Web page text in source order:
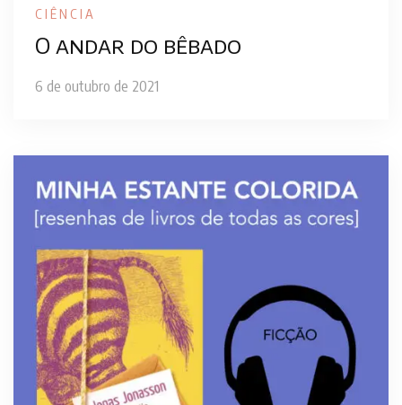
CIÊNCIA
O andar do bêbado
6 de outubro de 2021